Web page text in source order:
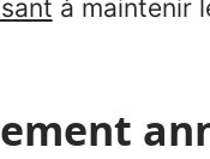
à maintenir